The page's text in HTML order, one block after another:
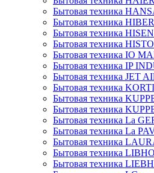
Бытовая техника
Бытовая техника
Бытовая техника
Бытовая техника
Бытовая техника IO
Бытовая техника IP
Бытовая техника JET
Бытовая техника
Бытовая техника
Бытовая техника
Бытовая техника La
Бытовая техника La
Бытовая техника
Бытовая техника
Бытовая техника